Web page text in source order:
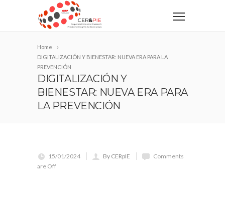
Home
DIGITALIZACIÓN Y BIENESTAR: NUEVA ERA PARA LA
PREVENCIÓN
DIGITALIZACIÓN Y
BIENESTAR: NUEVA ERA PARA
LA PREVENCIÓN
15/01/2024 By CERpIE
Comments
are Off